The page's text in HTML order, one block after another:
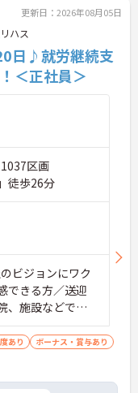
更新日：2026年08月05日
ハス
日♪就労継続支
＜正社員＞
区画
徒歩26分
ビジョンにワク
できる方／送迎
、施設などでの
ト経験あり／責
高い方
あり
ボーナス・賞与あり